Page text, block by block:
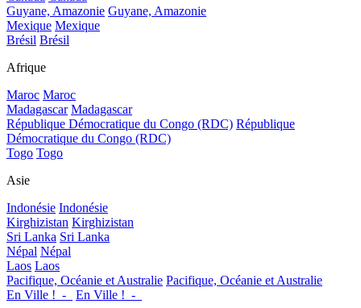
Guyane, Amazonie Guyane, Amazonie
Mexique Mexique
Brésil Brésil
Afrique
Maroc Maroc
Madagascar Madagascar
République Démocratique du Congo (RDC) République
Démocratique du Congo (RDC)
Togo Togo
Asie
Indonésie Indonésie
Kirghizistan Kirghizistan
Sri Lanka Sri Lanka
Népal Népal
Laos Laos
Pacifique, Océanie et Australie Pacifique, Océanie et Australie
En Ville !_-_
En Ville !_-_